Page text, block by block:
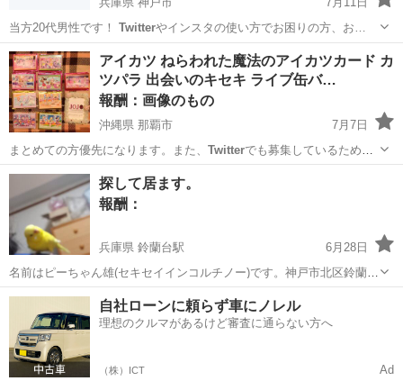
当方20代男性です！ Twitterやインスタの使い方でお困りの方、お…
兵庫 神戸市 手伝いたい/助けたい インスタ
アイカツ ねらわれた魔法のアイカツカード カ
ツパラ 出会いのキセキ ライブ缶バ…
報酬：画像のもの
沖縄県 那覇市
7月7日
まとめての方優先になります。また、 Twitterでも募集しているためそ
ちらで決まり…
沖縄 那覇市 交換したい
探して居ます。
報酬：
兵庫県 鈴蘭台駅
6月28日
名前はピーちゃん雄(セキセイインコルチノー)です。神戸市北区鈴蘭台
東町から掃除中に逃がしてしまいました。ちょうど3年前になります。
手のりです、名前はピーちゃんです。 保護してくれてる方居ましたら
至急連絡下さい。警察にも届け...
兵庫 神戸市 鈴蘭台駅 教えて
自社ローンに頼らず車にノレル
理想のクルマがあるけど審査に通らない方へ
（株）ICT Ad